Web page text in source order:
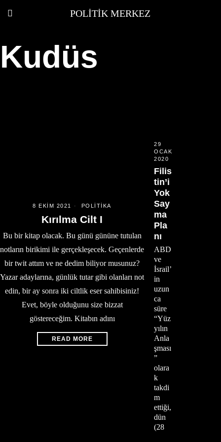
POLITIK MERKEZ
Kudüs
8 EKIM 2021 POLITIKA
Kırılma Cilt I
Bu bir kitap olacak. Bu günü gününe tutulan
notların birikimi ile gerçekleşecek. Geçenlerde
bir twit attım ve ne dedim biliyor musunuz?
Yazar adaylarına, günlük tutar gibi olanları not
edin, bir ay sonra iki ciltlik eser sahibisiniz!
Evet, böyle olduğunu size bizzat
göstereceğim. Kitabın adını
READ MORE
29
OCAK
2020
Filis
tin’i
Yok
Say
ma
Pla
nı
ABD
ve
İsrail’
in
uzun
ca
süre
“Yüz
yılın
Anla
şması
”
olara
k
takdi
m
ettiği,
dün
(28